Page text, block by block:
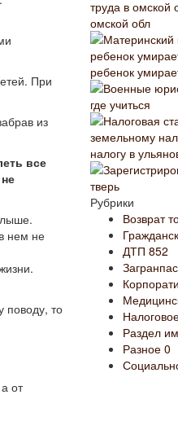
При
из
все
нем не
поводу, то
от
омской обл
ребенок
где учиться
налогу в
Рубрики
Возврат
ДТП 852
Раздел
Разное 0